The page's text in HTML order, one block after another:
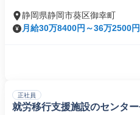
静岡県静岡市葵区御幸町
月給30万8400円～36万2500円
正社員
就労移行支援施設のセンタ